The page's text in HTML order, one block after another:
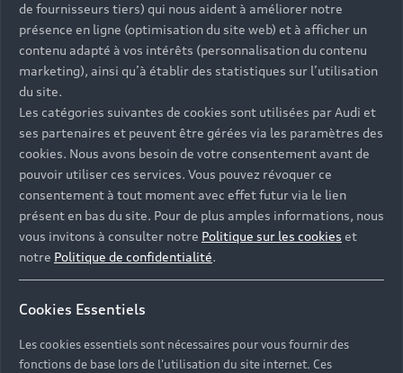
Adapter la fréquence à
votre usage
Un usage urbain intensif, des trajets
avant un long voyage peuvent justifier
un contrôle plus rapproché. Votre
Partenaire Audi adapte la fréquence
Le
Pour ne plus
espace
directement
de fournisseurs tiers) qui nous aident à améliorer notre
présence en ligne (optimisation du site web) et à afficher un
contenu adapté à vos intérêts (personnalisation du contenu
marketing), ainsi qu’à établir des statistiques sur l’utilisation
du site.
Les catégories suivantes de cookies sont utilisées par Audi et
ses partenaires et peuvent être gérées via les paramètres des
cookies. Nous avons besoin de votre consentement avant de
pouvoir utiliser ces services. Vous pouvez révoquer ce
consentement à tout moment avec effet futur via le lien
présent en bas du site. Pour de plus amples informations, nous
vous invitons à consulter notre Politique sur les cookies et
notre Politique de confidentialité.
Cookies Essentiels
Les cookies essentiels sont nécessaires pour vous fournir des
fonctions de base lors de l'utilisation du site internet. Ces